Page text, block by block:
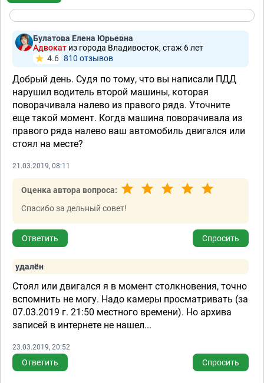
Булатова Елена Юрьевна
Адвокат из города Владивосток, стаж 6 лет
4.6 810 отзывов
Добрый день. Судя по тому, что вы написали ПДД
нарушил водитель второй машины, которая
поворачивала налево из правого ряда. Уточните
еще такой момент. Когда машина поворачивала из
правого ряда налево ваш автомобиль двигался или
стоял на месте?
21.03.2019, 08:11
Оценка автора вопроса:
Спасибо за дельный совет!
Ответить Спросить
удалён
Стоял или двигался я в момент столкновения, точно
вспомнить не могу. Надо камеры просматривать (за
07.03.2019 г. 21:50 местного времени). Но архива
записей в интернете не нашел...
23.03.2019, 20:52
Ответить Спросить